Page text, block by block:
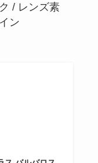
/ レンズ素
ン